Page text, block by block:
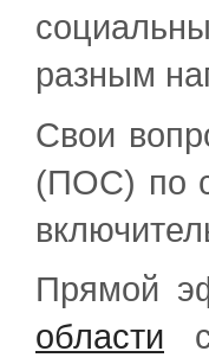
разным
Свои
(ПОС) по
Прямой
области